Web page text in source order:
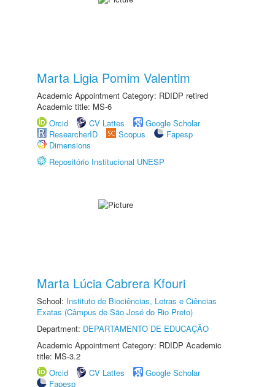
Marta Ligia Pomim Valentim
Academic Appointment Category: RDIDP retired
Academic title: MS-6
Orcid
CV Lattes
Google Scholar
ResearcherID
Scopus
Fapesp
Dimensions
Repositório Institucional UNESP
Marta Lúcia Cabrera Kfouri
School: Instituto de Biociências, Letras e Ciências
Exatas (Câmpus de São José do Rio Preto)
Department: DEPARTAMENTO DE EDUCAÇÃO
Academic Appointment Category: RDIDP Academic
title: MS-3.2
Orcid
CV Lattes
Google Scholar
Fapesp